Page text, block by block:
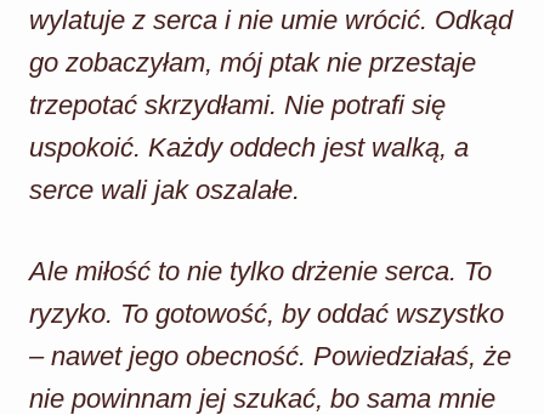
wylatuje z serca i nie umie wrócić. Odkąd
go zobaczyłam, mój ptak nie przestaje
trzepotać skrzydłami. Nie potrafi się
uspokoić. Każdy oddech jest walką, a
serce wali jak oszalałe.
Ale miłość to nie tylko drżenie serca. To
ryzyko. To gotowość, by oddać wszystko
– nawet jego obecność. Powiedziałaś, że
nie powinnam jej szukać, bo sama mnie